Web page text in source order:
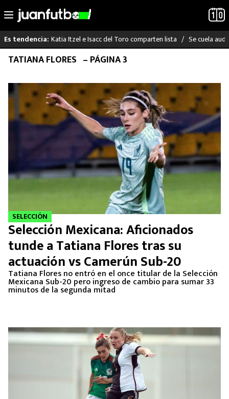
Saltar
Es tendencia: Katia Itzel e Isacc del Toro comparten lista Se cuela
LO ÚLTIMO
LIGA MX
RAYADOS
ATLANTE
SELECCIÓN MEXICANA
FUTBOL INTERNACIONAL
MEXICANOS EN EL EXTRANJERO
FUTBOL ESTUFA
FÓRMULA 1
LIGA MX
TATIANA FLORES – PÁGINA 3
SELECCIÓN
Selección Mexicana: Aficionados
tunde a Tatiana Flores tras su
actuación vs Camerún Sub-20
Tatiana Flores no entró en el once titular de la Selección
Mexicana Sub-20 pero ingreso de cambio para sumar 33
minutos de la segunda mitad